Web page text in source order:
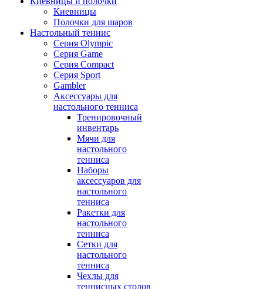
Киевницы
Полочки для шаров
Настольный теннис
Серия Olympic
Серия Game
Серия Compact
Серия Sport
Gambler
Аксессуары для
настольного тенниса
Тренировочный
инвентарь
Мячи для
настольного
тенниса
Наборы
аксессуаров для
настольного
тенниса
Ракетки для
настольного
тенниса
Сетки для
настольного
тенниса
Чехлы для
теннисных столов